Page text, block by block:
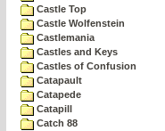
Castle Top
Castle Wolfenstein
Castlemania
Castles and Keys
Castles of Confusion
Catapault
Catapede
Catapill
Catch 88